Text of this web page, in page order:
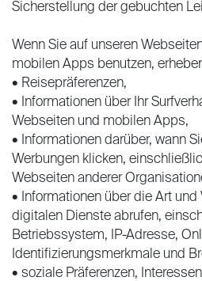
Sicherstellung der gebuchten
Wenn Sie auf unseren
mobilen Apps benutzen,
• Reisepräferenzen,
• Informationen über Ihr
Webseiten und mobilen Apps,
• Informationen darüber, wann
Werbungen klicken,
Webseiten anderer
• Informationen über die Art und
digitalen Dienste abrufen,
Betriebssystem, IP-Adresse,
Identifizierungsmerkmale und
• soziale Präferenzen,